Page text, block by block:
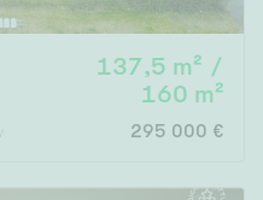
137,5 m² /
160 m²
ter., parv., vh, var, ak
295 000 €